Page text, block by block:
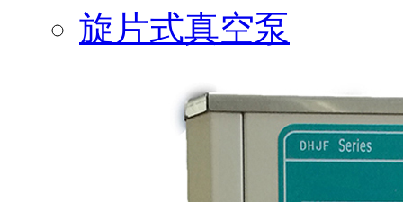
旋片式真空泵